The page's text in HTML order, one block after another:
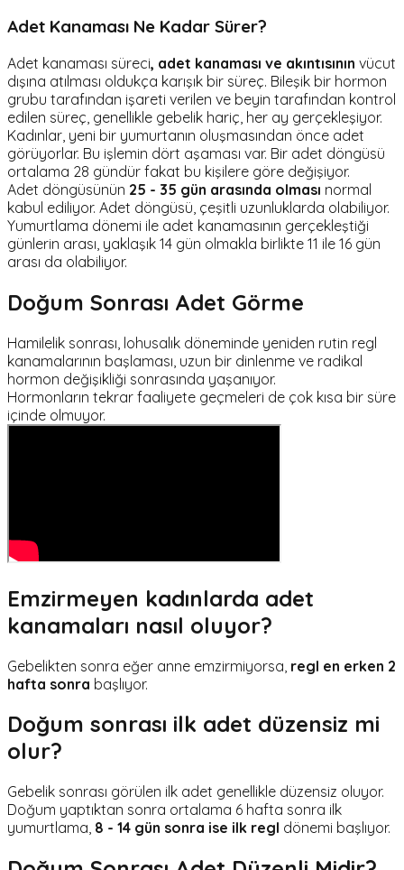
Adet Kanaması Ne Kadar Sürer?
Adet kanaması süreci, adet kanaması ve akıntısının vücut
dışına atılması oldukça karışık bir süreç. Bileşik bir hormon
grubu tarafından işareti verilen ve beyin tarafından kontrol
edilen süreç, genellikle gebelik hariç, her ay gerçekleşiyor.
Kadınlar, yeni bir yumurtanın oluşmasından önce adet
görüyorlar. Bu işlemin dört aşaması var. Bir adet döngüsü
ortalama 28 gündür fakat bu kişilere göre değişiyor.
Adet döngüsünün 25 - 35 gün arasında olması normal
kabul ediliyor. Adet döngüsü, çeşitli uzunluklarda olabiliyor.
Yumurtlama dönemi ile adet kanamasının gerçekleştiği
günlerin arası, yaklaşık 14 gün olmakla birlikte 11 ile 16 gün
arası da olabiliyor.
Doğum Sonrası Adet Görme
Hamilelik sonrası, lohusalık döneminde yeniden rutin regl
kanamalarının başlaması, uzun bir dinlenme ve radikal
hormon değişikliği sonrasında yaşanıyor.
Hormonların tekrar faaliyete geçmeleri de çok kısa bir süre
içinde olmuyor.
Emzirmeyen kadınlarda adet
kanamaları nasıl oluyor?
Gebelikten sonra eğer anne emzirmiyorsa, regl en erken 2
hafta sonra başlıyor.
Doğum sonrası ilk adet düzensiz mi
olur?
Gebelik sonrası görülen ilk adet genellikle düzensiz oluyor.
Doğum yaptıktan sonra ortalama 6 hafta sonra ilk
yumurtlama, 8 - 14 gün sonra ise ilk regl dönemi başlıyor.